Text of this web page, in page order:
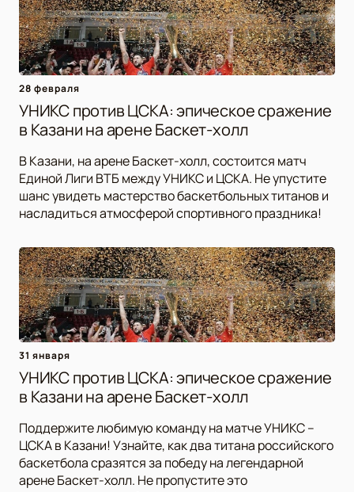
28 февраля
УНИКС против ЦСКА: эпическое сражение
в Казани на арене Баскет-холл
В Казани, на арене Баскет-холл, состоится матч
Единой Лиги ВТБ между УНИКС и ЦСКА. Не упустите
шанс увидеть мастерство баскетбольных титанов и
насладиться атмосферой спортивного праздника!
31 января
УНИКС против ЦСКА: эпическое сражение
в Казани на арене Баскет-холл
Поддержите любимую команду на матче УНИКС –
ЦСКА в Казани! Узнайте, как два титана российского
баскетбола сразятся за победу на легендарной
арене Баскет-холл. Не пропустите это